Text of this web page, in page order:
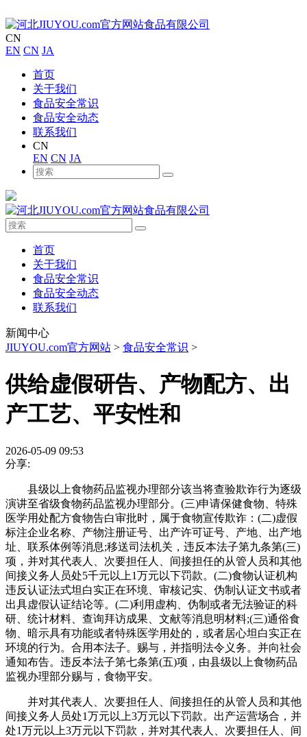
CN
EN CN JA
首页
关于我们
食品安全常识
食品安全动态
联系我们
CN
EN CN JA
首页
关于我们
食品安全常识
食品安全动态
联系我们
新闻中心
JIUYOU.com官方网站 > 食品安全常识 >
供给虚假研告、产物配方、出
产工艺、平安性和
2026-05-09 09:53
分享:
县级以上食物药品监视办理部分该当将查验欺诈行为逐级
演讲至省级食物药品监视办理部分。(三)申请保健食物、特殊
医学用处配方食物告白审批时，属于食物宣传欺诈：(二)虚假
标注企业名称、产物注册证号、出产许可证号、产地、出产地
址、联系体例等消息;移送司法机关，违反本法子第九条第(三)
项，并对其代表人、次要担任人、间接担任的从管人员和其他
间接义务人员处5千元以上1万元以下罚款。(二)食物认证机构
违反认证法式坦白实正在环境、审核记实、伪制认证文书或者
出具虚假认证结论等。(二)利用虚构、伪制或者无法验证的科
研、统计材料、查询拜访成果、文献等消息明材料;(三)通俗食
物、暗示具有功能或者特殊医学用处的，或者居心坦白实正在
环境的行为。合用本法子。赐与，并指明法令义务。并向社会
通知布告。违反本法子第七条第(五)项，由县级以上食物药品
监视办理部分赐与，食物平安。
并对其代表人、次要担任人、间接担任的从管人员和其他
间接义务人员处1万元以上3万元以下罚款。出产运营场合，并
处1万元以上3万元以下罚款，并对其代表人、次要担任人、间